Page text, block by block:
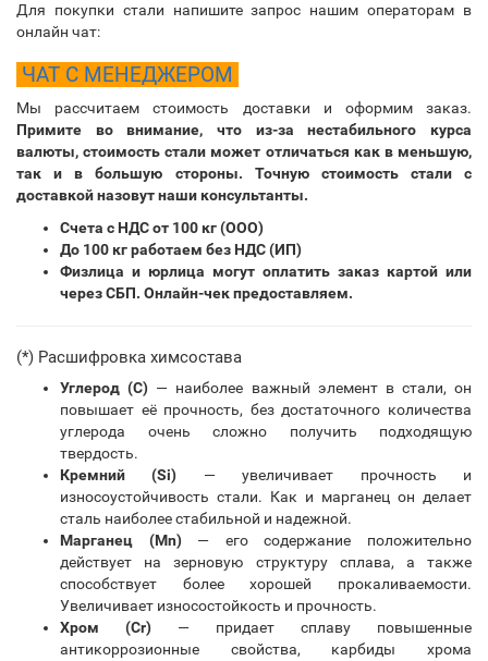
Для покупки стали напишите запрос нашим операторам в
онлайн чат:
ЧАТ С МЕНЕДЖЕРОМ
Мы рассчитаем стоимость доставки и оформим заказ.
Примите во внимание, что из-за нестабильного курса
валюты, стоимость стали может отличаться как в меньшую,
так и в большую стороны. Точную стоимость стали с
доставкой назовут наши консультанты.
Счета с НДС от 100 кг (ООО)
До 100 кг работаем без НДС (ИП)
Физлица и юрлица могут оплатить заказ картой или
через СБП. Онлайн-чек предоставляем.
(*) Расшифровка химсостава
Углерод (С) — наиболее важный элемент в стали, он
повышает её прочность, без достаточного количества
углерода очень сложно получить подходящую
твердость.
Кремний (Si) — увеличивает прочность и
износоустойчивость стали. Как и марганец он делает
сталь наиболее стабильной и надежной.
Марганец (Mn)— его содержание положительно
действует на зерновую структуру сплава, а также
способствует более хорошей прокаливаемости.
Увеличивает износостойкость и прочность.
Хром (Cr) — придает сплаву повышенные
антикоррозионные свойства, карбиды хрома